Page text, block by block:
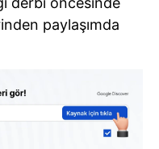
paylaşımda